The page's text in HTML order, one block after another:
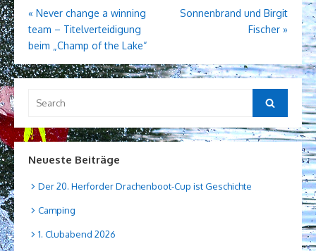
Beitragsnavigation
« Never change a winning
team – Titelverteidigung
beim „Champ of the Lake“
Sonnenbrand und Birgit
Fischer »
for:
Search
Neueste Beiträge
Der 20. Herforder Drachenboot-Cup ist Geschichte
Camping
1. Clubabend 2026